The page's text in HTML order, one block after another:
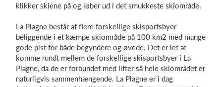
klikker skiene på og løber ud i det smukkeste skiområde.
La Plagne består af flere forskellige skisportsbyer
beliggende i et kæmpe skiområde på 100 km2 med mange
gode pist for både begyndere og øvede. Det er let at
komme rundt mellem de forskellige skisportsbyer i La
Plagne, da de er forbundet med lifter så hele skiområdet er
naturligvis sammenhængende. La Plagne er i dag